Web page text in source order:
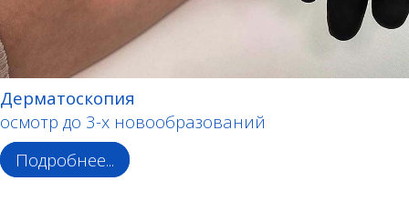
Дерматоскопия
осмотр до 3-х новообразований
Подробнее...